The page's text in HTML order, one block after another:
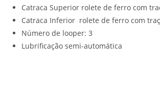
Catraca Superior rolete de ferro com
Catraca Inferior rolete de ferro com
Número de looper: 3
Lubrificação semi-automática